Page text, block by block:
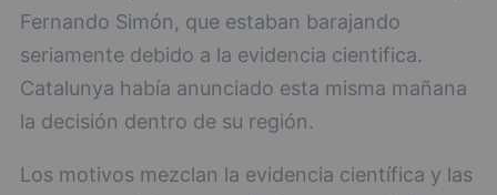
Fernando Simón, que estaban barajando
seriamente debido a la evidencia cientifica.
Catalunya había anunciado esta misma mañana
la decisión dentro de su región.
Los motivos mezclan la evidencia científica y las